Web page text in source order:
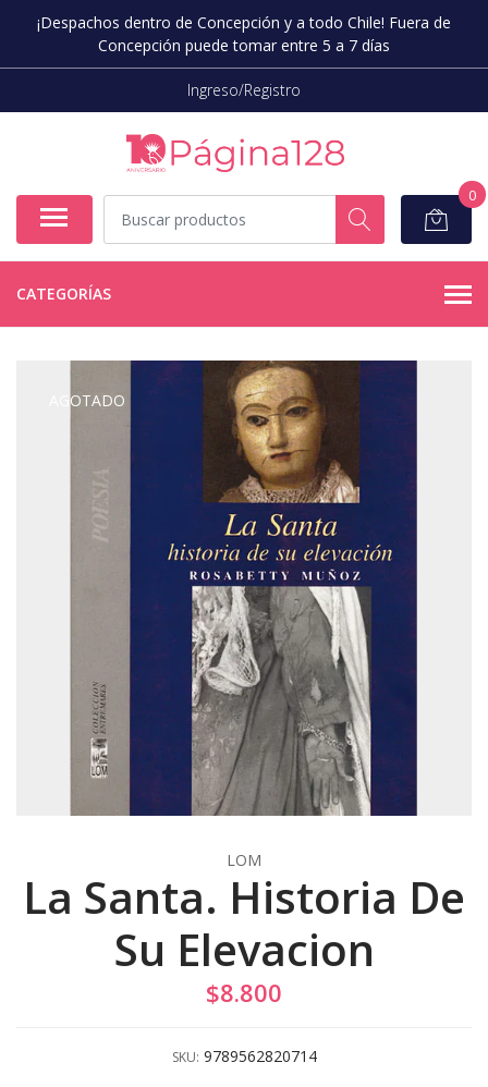
¡Despachos dentro de Concepción y a todo Chile! Fuera de
Concepción puede tomar entre 5 a 7 días
Ingreso/Registro
0
CATEGORÍAS
AGOTADO
LOM
La Santa. Historia De
Su Elevacion
$8.800
SKU: 9789562820714